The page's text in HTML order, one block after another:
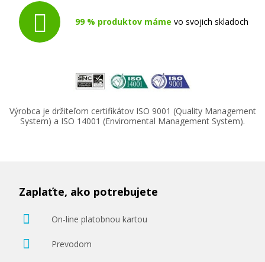
99 % produktov máme vo svojich skladoch
Výrobca je držiteľom certifikátov ISO 9001 (Quality Management
System) a ISO 14001 (Enviromental Management System).
Zaplaťte, ako potrebujete
On-line platobnou kartou
Prevodom